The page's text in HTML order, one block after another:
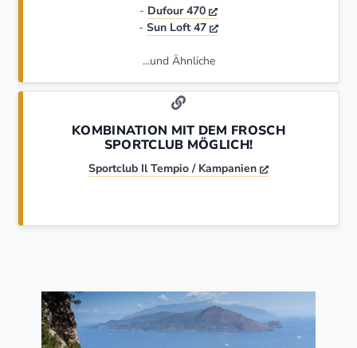
- Dufour 470
-Sun Loft 47
...und Ähnliche
KOMBINATION MIT DEM FROSCH
SPORTCLUB MÖGLICH!
Sportclub Il Tempio / Kampanien